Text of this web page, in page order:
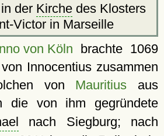
der Kirchedes Klosters
Victor in Marseille
von Köln brachte 1069
Innocentius zusammen
von Mauritius aus
von ihm gegründete
nach Siegburg; nach